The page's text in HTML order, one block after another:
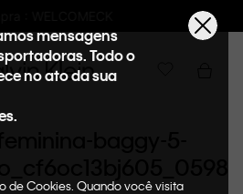
Frete GRÁTIS nas
mensagens
Todo o
no ato da sua
de Cookies. Quando você visita
baggy-5-